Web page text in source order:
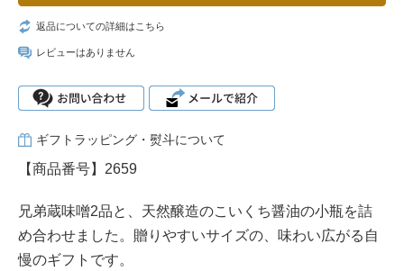
返品についての詳細はこちら
レビューはありません
ギフトラッピング・熨斗について
【商品番号】2659
兄弟蔵味噌2品と、天然醸造のこいくち醤油の小瓶を詰
め合わせました。贈りやすいサイズの、味わい広がる自
慢のギフトです。